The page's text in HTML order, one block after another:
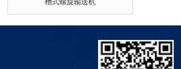
槽式螺旋输送机